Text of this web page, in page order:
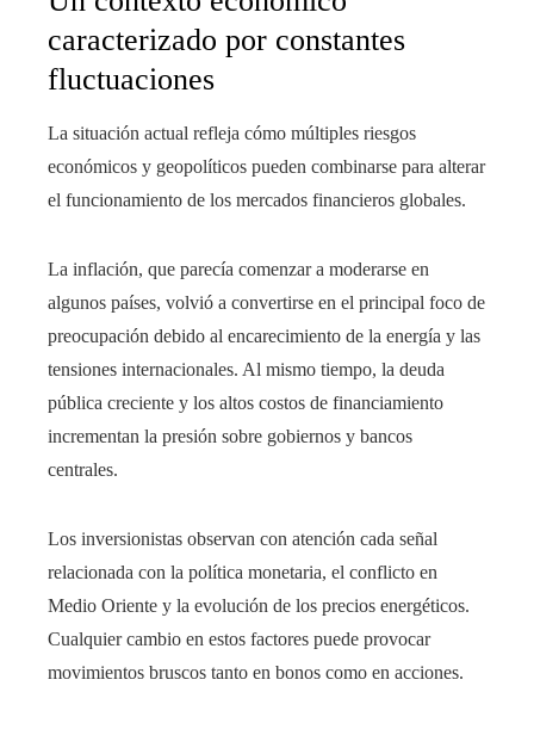
caracterizado por constantes
fluctuaciones
La situación actual refleja cómo múltiples riesgos
económicos y geopolíticos pueden combinarse para alterar
el funcionamiento de los mercados financieros globales.
La inflación, que parecía comenzar a moderarse en
algunos países, volvió a convertirse en el principal foco de
preocupación debido al encarecimiento de la energía y las
tensiones internacionales. Al mismo tiempo, la deuda
pública creciente y los altos costos de financiamiento
incrementan la presión sobre gobiernos y bancos
centrales.
Los inversionistas observan con atención cada señal
relacionada con la política monetaria, el conflicto en
Medio Oriente y la evolución de los precios energéticos.
Cualquier cambio en estos factores puede provocar
movimientos bruscos tanto en bonos como en acciones.